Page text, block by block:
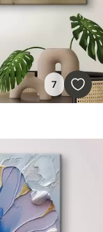
7